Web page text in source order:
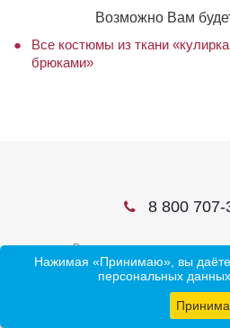
Возможно Вам
Все костюмы из ткани
брюками»
8 800 707-
В соцсетях ищите нас по
Нажимая «Принимаю», вы даёте
персональных данных.